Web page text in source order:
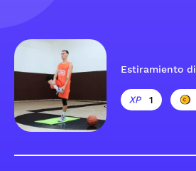
Estiramiento
1